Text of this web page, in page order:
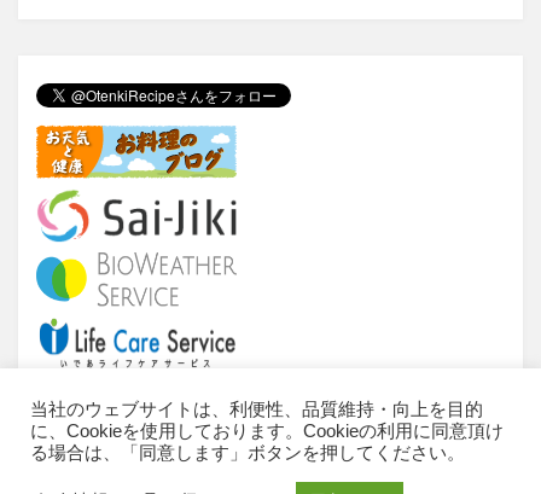
er e
b
o
o
k
n
a
当サイトについて ご利用条件
推奨環境
個人情報のお取扱いについて
お問い合わせ
当社のウェブサイトは、利便性、品質維持・向上を目的
に、Cookieを使用しております。Cookieの利用に同意頂け
る場合は、「同意します」ボタンを押してください。